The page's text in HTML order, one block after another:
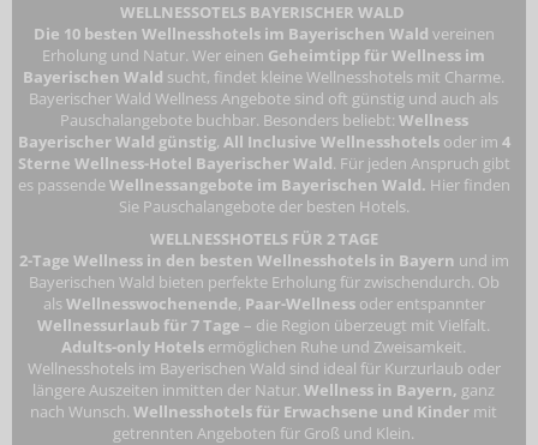
WELLNESSOTELS BAYERISCHER WALD
Die 10 besten Wellnesshotels im Bayerischen Wald vereinen
Erholung und Natur. Wer einen Geheimtipp für Wellness im
Bayerischen Wald sucht, findet kleine Wellnesshotels mit Charme.
Bayerischer Wald Wellness Angebote sind oft günstig und auch als
Pauschalangebote buchbar. Besonders beliebt: Wellness
Bayerischer Wald günstig, All Inclusive Wellnesshotels oder im 4
Sterne Wellness-Hotel Bayerischer Wald. Für jeden Anspruch gibt
es passendeWellnessangebote im Bayerischen Wald. Hier finden
Sie Pauschalangebote der besten Hotels.
WELLNESSHOTELS FÜR 2 TAGE
2-Tage Wellness in den besten Wellnesshotels in Bayern und im
Bayerischen Wald bieten perfekte Erholung für zwischendurch. Ob
als Wellnesswochenende, Paar-Wellness oder entspannter
Wellnessurlaub für 7 Tage – die Region überzeugt mit Vielfalt.
Adults-only Hotels ermöglichen Ruhe und Zweisamkeit.
Wellnesshotels im Bayerischen Wald sind ideal für Kurzurlaub oder
längere Auszeiten inmitten der Natur.Wellness in Bayern, ganz
nach Wunsch.Wellnesshotels für Erwachsene und Kinder mit
getrennten Angeboten für Groß und Klein.